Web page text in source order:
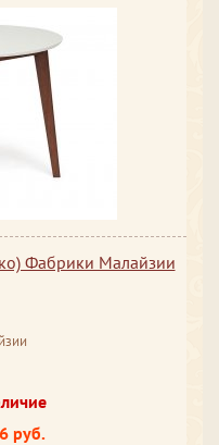
Фабрики Малайзии
руб.